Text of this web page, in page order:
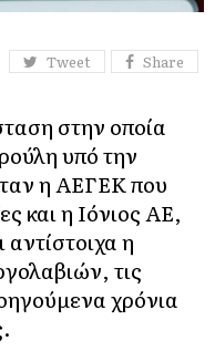
Tweet Share
στην οποία
υπό την
η ΑΕΓΕΚ που
και η Ιόνιος ΑΕ,
η
τις
χρόνια